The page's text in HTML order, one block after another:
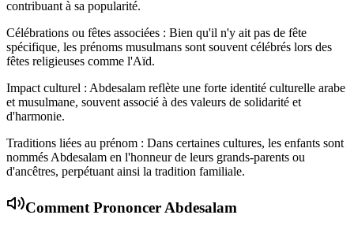
contribuant à sa popularité.
Célébrations ou fêtes associées : Bien qu'il n'y ait pas de fête
spécifique, les prénoms musulmans sont souvent célébrés lors des
fêtes religieuses comme l'Aïd.
Impact culturel : Abdesalam reflète une forte identité culturelle arabe
et musulmane, souvent associé à des valeurs de solidarité et
d'harmonie.
Traditions liées au prénom : Dans certaines cultures, les enfants sont
nommés Abdesalam en l'honneur de leurs grands-parents ou
d'ancêtres, perpétuant ainsi la tradition familiale.
Comment Prononcer Abdesalam